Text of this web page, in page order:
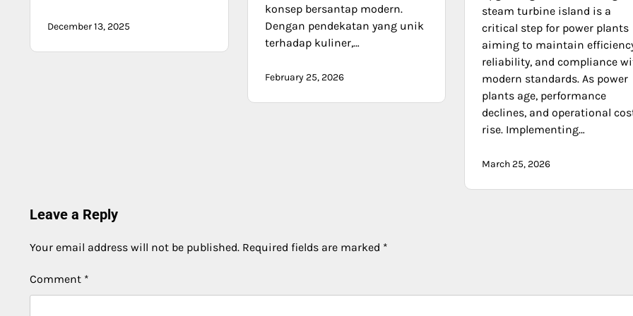
December 13, 2025
konsep bersantap modern.
Dengan pendekatan yang unik
terhadap kuliner,…
February 25, 2026
steam turbine island is a
critical step for power plants
aiming to maintain
reliability, and compliance
modern standards. As power
plants age, performance
declines, and operational
rise. Implementing…
March 25, 2026
Leave a Reply
Your email address will not be published. Required fields are marked *
Comment *